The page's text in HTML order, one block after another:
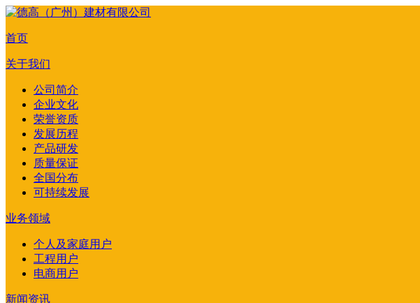
首页
关于我们
公司简介
企业文化
荣誉资质
发展历程
产品研发
质量保证
全国分布
可持续发展
业务领域
个人及家庭用户
工程用户
电商用户
新闻资讯